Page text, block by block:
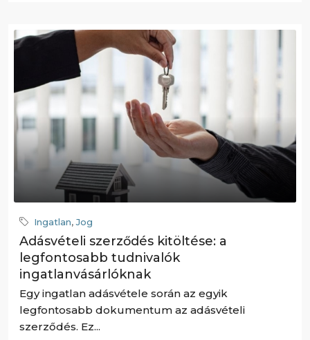
Ingatlan,Jog
Adásvételi szerződés kitöltése: a
legfontosabb tudnivalók
ingatlanvásárlóknak
Egy ingatlan adásvétele során az egyik
legfontosabb dokumentum az adásvételi
szerződés. Ez...